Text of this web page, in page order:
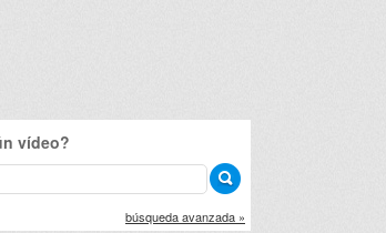
vídeo?
búsqueda avanzada »